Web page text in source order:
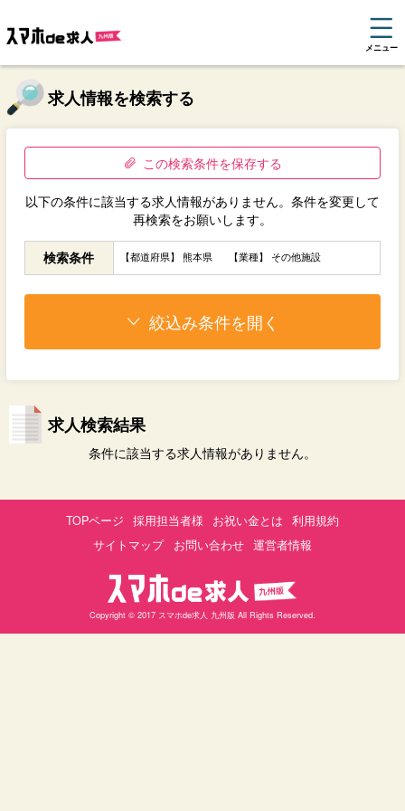
メニュー
求人情報を検索する
この検索条件を保存する
以下の条件に該当する求人情報がありません。条件を変更して
再検索をお願いします。
検索条件 【都道府県】 熊本県 【業種】 その他施設
絞込み条件を開く
求人検索結果
条件に該当する求人情報がありません。
TOPページ 採用担当者様 お祝い金とは
利用規約
サイトマップ
お問い合わせ 運営者情報
Copyright © 2017 スマホde求人 九州版 All Rights Reserved.